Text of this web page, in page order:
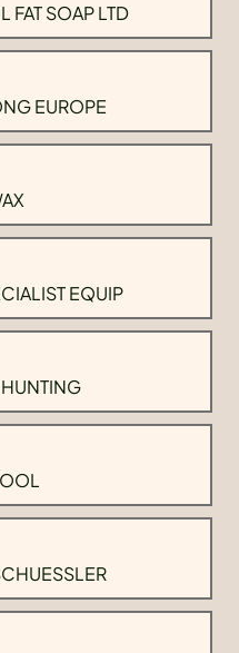
FAT SOAP LTD
EUROPE
EQUIP